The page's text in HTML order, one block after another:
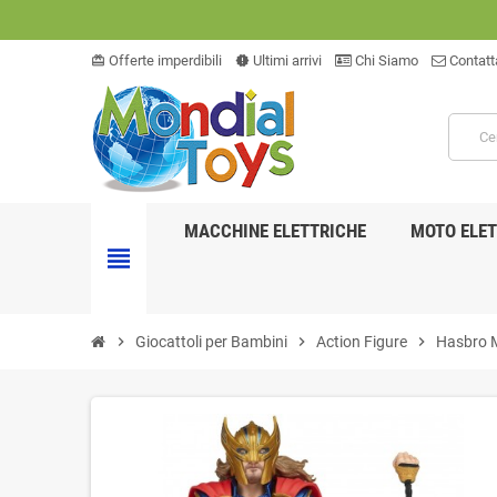
card_giftcard Offerte imperdibili new_releases Ultimi arrivi Chi Siamo
view_headline
MACCHINE ELETTRICHE MOTO
chevron_right Giocattoli per Bambini chevron_right Action Figure chevron_right Hasbro